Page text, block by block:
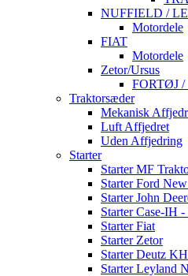
NUFFIELD /
Motordele
FIAT
Motordele
Zetor/Ursus
FORTØJ
Traktorsæder
Mekanisk
Luft Affjedret
Uden Affjedring
Starter
Starter MF
Starter Ford
Starter John
Starter Case-IH
Starter Fiat
Starter Zetor
Starter Deutz
Starter Leyland